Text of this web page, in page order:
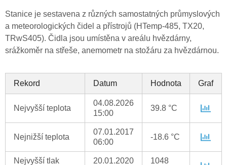
Stanice je sestavena z různých samostatných průmyslových
a meteorologických čidel a přístrojů (HTemp-485, TX20,
TRwS405). Čidla jsou umístěna v areálu hvězdárny,
srážkoměr na střeše, anemometr na stožáru za hvězdárnou.
Rekord Datum Hodnota Graf
Nejvyšší teplota
04.08.2026
15:00
39.8 °C
Nejnižší teplota
07.01.2017
06:00
-18.6 °C
Nejvyšší tlak
20.01.2020
1048